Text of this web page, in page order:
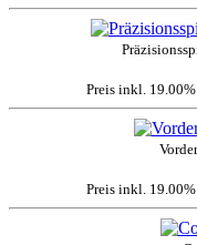
Preis inkl.
Preis inkl.